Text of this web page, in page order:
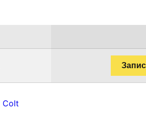
Colt